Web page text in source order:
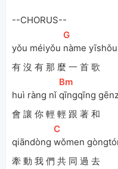
--CHORUS--
yǒu méiyǒu
[
G
nàme
有 沒 有 那 麼 一 首 歌
huì ràng nǐ
[Bm
qīngqīng
會 讓 你 輕 輕 跟 著 和
qiāndòng
[
C
wǒmen
牽 動 我 們 共 同 過 去